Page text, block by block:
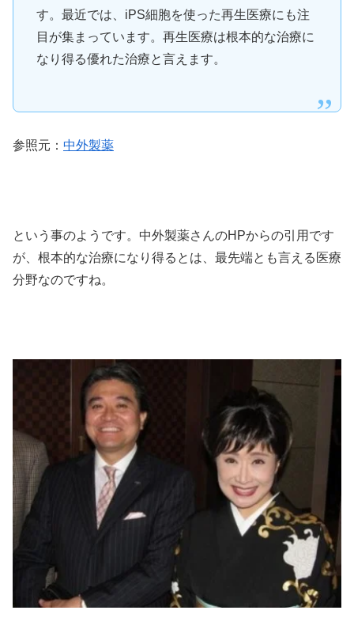
す。最近では、iPS細胞を使った再生医療にも注
目が集まっています。再生医療は根本的な治療に
なり得る優れた治療と言えます。
参照元： 中外製薬
という事のようです。中外製薬さんのHPからの引用です
が、根本的な治療になり得るとは、最先端とも言える医療
分野なのですね。